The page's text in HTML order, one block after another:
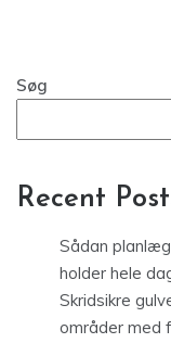
Søg
Recent
Sådan
holder hele
Skridsikre
områder med